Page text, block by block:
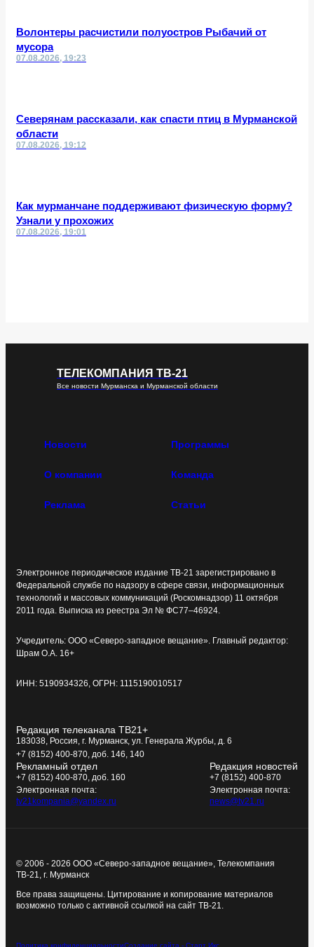
Волонтеры расчистили полуостров Рыбачий от
мусора
07.08.2026, 19:23
Северянам рассказали, как спасти птиц в Мурманской
области
07.08.2026, 19:12
Как мурманчане поддерживают физическую форму?
Узнали у прохожих
07.08.2026, 19:01
ТЕЛЕКОМПАНИЯ ТВ-21
Все новости Мурманска и Мурманской области
Новости Программы
О компании Команда
Реклама Статьи
Электронное периодическое издание ТВ-21 зарегистрировано в
Федеральной службе по надзору в сфере связи, информационных
технологий и массовых коммуникаций (Роскомнадзор) 11 октября
2011 года. Выписка из реестра Эл № ФС77–46924.
Учредитель: ООО «Северо-западное вещание». Главный редактор:
Шрам О.А. 16+
ИНН: 5190934326, ОГРН: 1115190010517
Редакция телеканала ТВ21+
183038, Россия, г. Мурманск, ул. Генерала Журбы, д. 6
+7 (8152) 400-870, доб. 146, 140
Рекламный отдел
+7 (8152) 400-870, доб. 160
Электронная почта:
tv21kompania@yandex.ru
Редакция новостей
+7 (8152) 400-870
Электронная почта:
news@tv21.ru
© 2006 - 2026 ООО «Северо-западное вещание», Телекомпания
ТВ-21, г. Мурманск
Все права защищены. Цитирование и копирование материалов
возможно только с активной ссылкой на сайт ТВ-21.
Политика конфиденциальностиСоздание сайта - Старт Икс